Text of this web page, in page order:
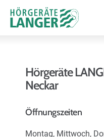
Moderne Hörsysteme
Hörgeräte
Neckar
Öffnungszeiten
Montag, Mittwoch,